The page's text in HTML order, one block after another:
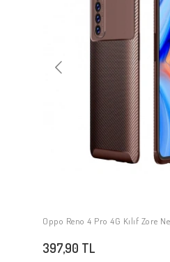
SEPETE
Oppo Reno 4 Pro 4G Kılıf Zore
397,90 TL